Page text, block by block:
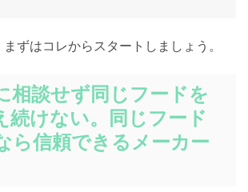
ずはコレからスタートしましょう。
相談せず同じフードを
続けない。同じフード
ら信頼できるメーカー